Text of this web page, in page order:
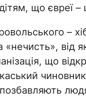
що євреї –
–
«нечисть», від
що